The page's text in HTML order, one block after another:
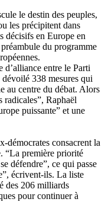
le destin des peuples,
les précipitent dans
décisifs en Europe en
du programme
entre le Parti
338 mesures qui
au centre du débat. Alors
radicales”, Raphaël
puissante” et une
démocrates consacrent la
“La première priorité
défendre”, ce qui passe
écrivent-ils. La liste
des 206 milliards
pour continuer à